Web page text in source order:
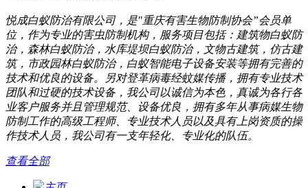
悦成白蚁防治有限公司，是"重庆有害生物防制协会”会员单
位，作为专业的害虫防制机构，服务项目包括：建筑物白蚁防
治，森林白蚁防治，水库堤坝白蚁防治，文物古建筑，仿古建
筑，市政园林白蚁防治，白蚁智能电子设备安装等拥有完善的
技术和优良的设备。另对登革病毒经蚊媒传播，拥有专业技术
团队和过硬的技术设备，我公司以诚信为本色，真诚为各行各
业客户服务并且管理规范、设备优良，拥有多年从事病媒生物
防制工作的高级工程师、专业技术人员以及具有上岗资质的操
作技术人员，我公司有一支年轻化、专业化的队伍。
查看全部